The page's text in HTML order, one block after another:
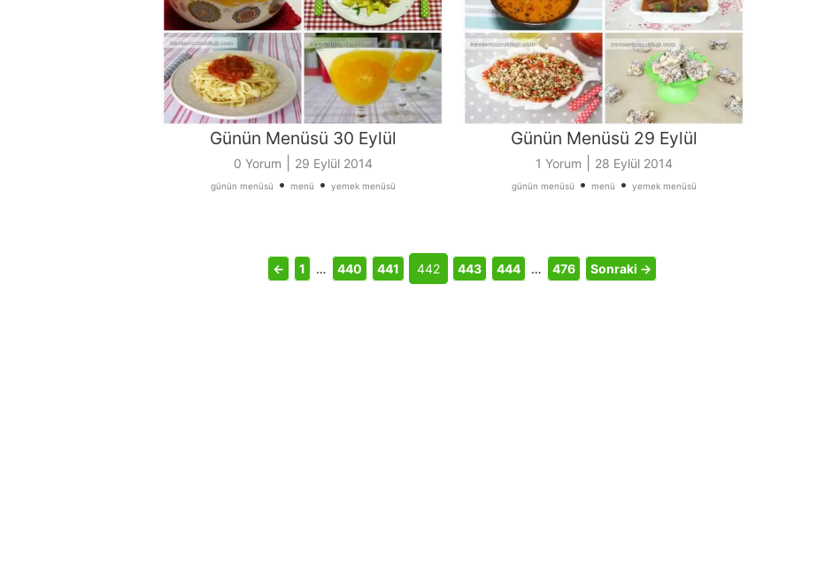
Günün Menüsü 30 Eylül
0 Yorum 29 Eylül 2014
günün menüsü • menü • yemek menüsü
Günün Menüsü 29 Eylül
1 Yorum 28 Eylül 2014
günün menüsü • menü • yemek menüsü
← 1 … 440 441 442 443 444 … 476 Sonraki →